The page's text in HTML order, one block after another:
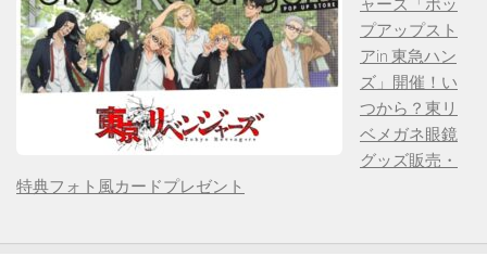
ャーズ「ポッ
プアップスト
アin 東急ハン
ズ」開催！い
つから？東リ
ベメガネ眼鏡
グッズ販売・
特典フォト風カードプレゼント